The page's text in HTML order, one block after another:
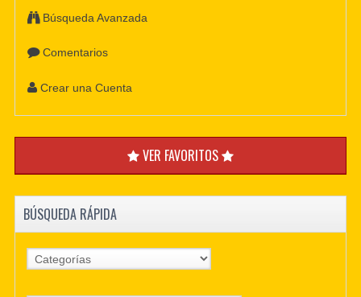
Búsqueda Avanzada
Comentarios
Crear una Cuenta
VER FAVORITOS
BÚSQUEDA RÁPIDA